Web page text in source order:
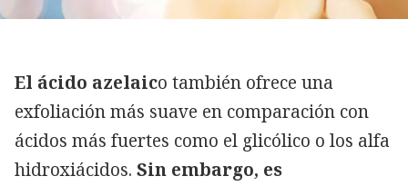
El ácido azelaico también ofrece una
exfoliación más suave en comparación con
ácidos más fuertes como el glicólico o los alfa
hidroxiácidos. Sin embargo, es